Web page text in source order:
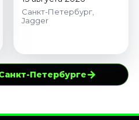
Санкт-Петербург,
Jagger
Петербурге→